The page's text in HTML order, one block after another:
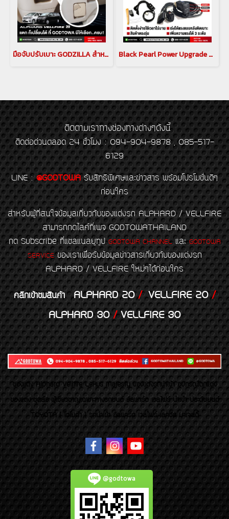
มือจับปรับเบาะ GODZILLA สำหรับ Alphard / Vellfire 20 Black Pearl Power Upgrade Sport Plus E-Pedal Box คันเร่งไฟฟ้า Black Pearl สำหรับ ALPHARD / VELLFIRE 20 กล่องเพิ่มสมรรถนะสำหรับรถยนต์โตโยต้าอัลพาร์ด เวลไฟร์ คันเร่งไฟฟ้าอัลพาร์ด เวลไฟร์ 20 ตัวเร่งอัลพาร์ด เวลไฟร์
ติดตามเราทางช่องทางต่างๆดังนี้
ติดต่อด่วนตลอด 24 ชั่วโมง : 094-904-9878 , 085-517-
6129
LINE : @GODTOWA รับสิทธิพิเศษและข่าวสาร พร้อมโปรโมชั่นดีๆ
ก่อนใคร
สำหรับผู้ที่สนใจข้อมูลเกี่ยวกับของแต่งรถ ALPHARD / VELLFIRE
สามารถกดไลค์ที่เพจ GODTOWATHAILAND
กด Subscribe ที่แชลแนลยูทูป GODTOWA CHANNELและGODTOWA
SERVICEของเราเพื่อรับข้อมูลข่าวสารเกี่ยวกับของแต่งรถ
ALPHARD / VELLFIRE ใหม่ๆได้ก่อนใคร
คลิกเข้าชมสินค้า ALPHARD 20/VELLFIRE 20/
ALPHARD 30/VELLFIRE 30
ของเเต่ง Alphard Vellfire Lexus Majesty ของเเต่งรถนำเข้า อุปกรณ์ตกแต่ง
ของแต่ง ชุดล้อ ผู้เชี่ยวชาญเฉพาะทางรถยนต์ อัลพาร์ด เวลไฟร์ นำเข้า ประดับยนต์
TOYOTA ( โตโยต้า ) รถนำเข้า อัลพาร์ด เวลไฟร์ เลกซัส มาเจสตี้
@godtowa